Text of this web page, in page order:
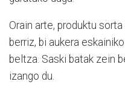
Orain arte, produktu
berriz, bi aukera
beltza. Saski batak zein
izango du.